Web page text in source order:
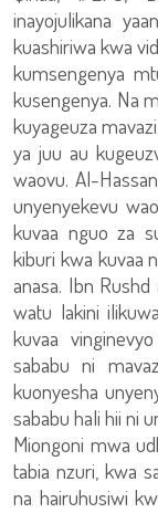
inayojulikana
kuashiriwa kwa
kumsengenya
kusengenya. Na
kuyageuza
ya juu au
waovu. Al-
unyenyekevu
kuvaa nguo za
kiburi kwa kuvaa
anasa. Ibn
watu lakini
kuvaa
sababu ni
kuonyesha
sababu hali hii ni
Miongoni mwa
tabia nzuri, kwa
na hairuhusiwi